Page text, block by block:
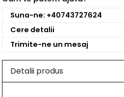
Suna-ne: +40743727624
Cere detalii
Trimite-ne un mesaj
Detalii produs